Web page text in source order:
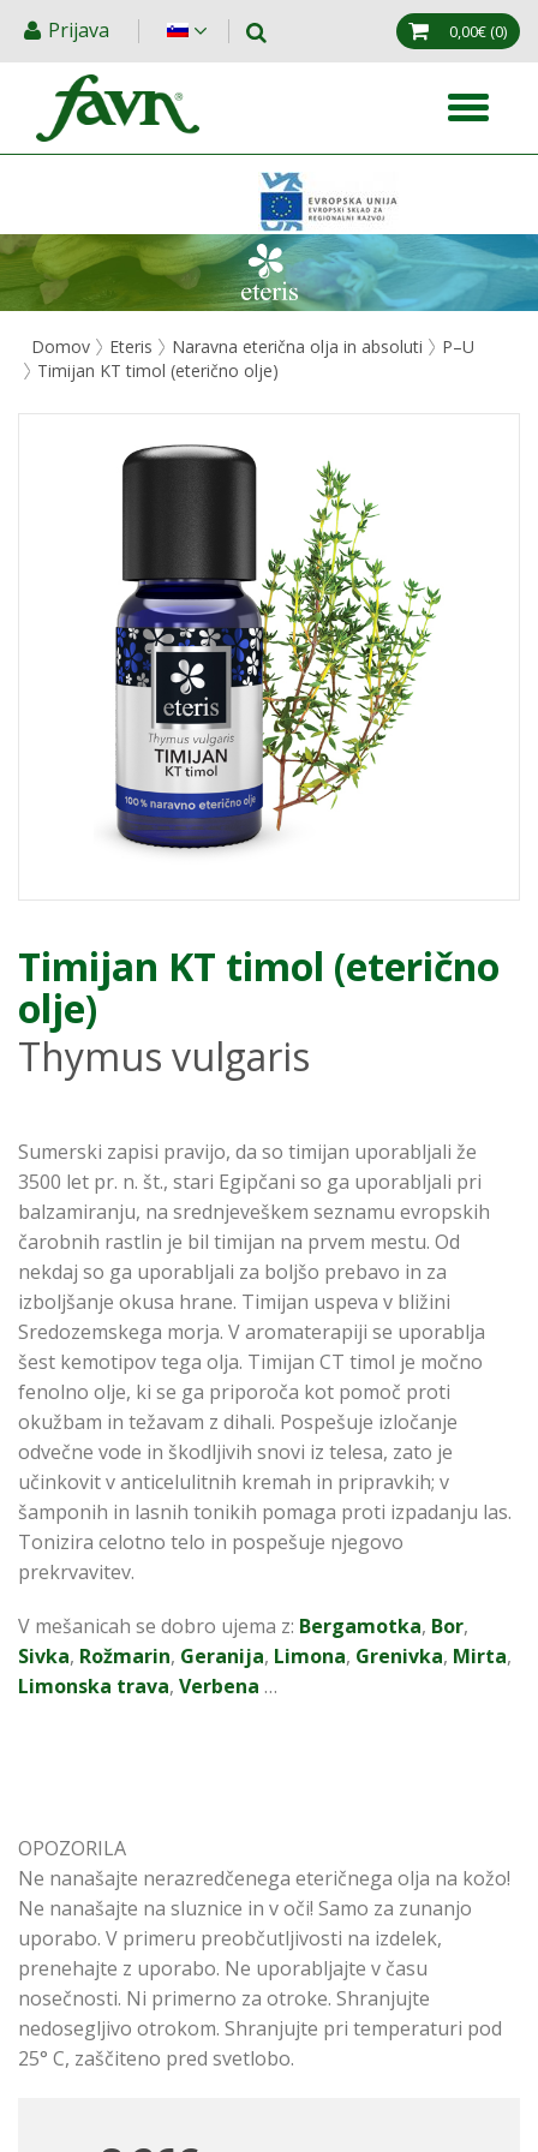
Prijava 0,00€(0)
Domov Eteris Naravna eterična olja in absoluti
P–U
Timijan KT timol (eterično olje)
Timijan KT timol (eterično
olje)
Thymus vulgaris
Sumerski zapisi pravijo, da so timijan uporabljali že
3500 let pr. n. št., stari Egipčani so ga uporabljali pri
balzamiranju, na srednjeveškem seznamu evropskih
čarobnih rastlin je bil timijan na prvem mestu. Od
nekdaj so ga uporabljali za boljšo prebavo in za
izboljšanje okusa hrane. Timijan uspeva v bližini
Sredozemskega morja. V aromaterapiji se uporablja
šest kemotipov tega olja. Timijan CT timol je močno
fenolno olje, ki se ga priporoča kot pomoč proti
okužbam in težavam z dihali. Pospešuje izločanje
odvečne vode in škodljivih snovi iz telesa, zato je
učinkovit v anticelulitnih kremah in pripravkih; v
šamponih in lasnih tonikih pomaga proti izpadanju las.
Tonizira celotno telo in pospešuje njegovo
prekrvavitev.
V mešanicah se dobro ujema z: Bergamotka, Bor,
Sivka, Rožmarin, Geranija, Limona, Grenivka, Mirta,
Limonska trava, Verbena …
OPOZORILA
Ne nanašajte nerazredčenega eteričnega olja na kožo!
Ne nanašajte na sluznice in v oči! Samo za zunanjo
uporabo. V primeru preobčutljivosti na izdelek,
prenehajte z uporabo. Ne uporabljajte v času
nosečnosti. Ni primerno za otroke. Shranjujte
nedosegljivo otrokom. Shranjujte pri temperaturi pod
25° C, zaščiteno pred svetlobo.